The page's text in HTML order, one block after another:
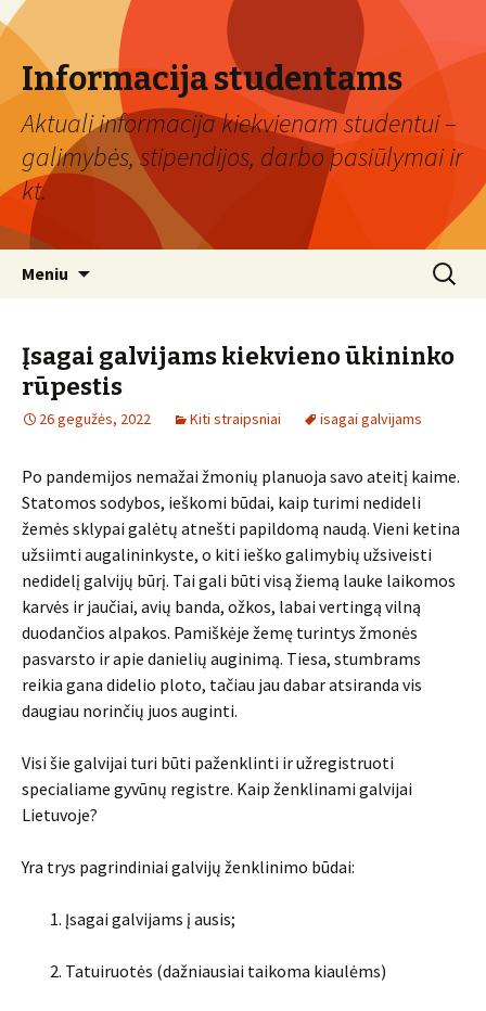
Informacija studentams
Aktuali informacija kiekvienam studentui –
galimybės, stipendijos, darbo pasiūlymai ir
kt.
Meniu Ieškoti:
Įsagai galvijams kiekvieno ūkininko
rūpestis
26 gegužės, 2022 Kiti straipsniai isagai galvijams
Po pandemijos nemažai žmonių planuoja savo ateitį kaime.
Statomos sodybos, ieškomi būdai, kaip turimi nedideli
žemės sklypai galėtų atnešti papildomą naudą. Vieni ketina
užsiimti augalininkyste, o kiti ieško galimybių užsiveisti
nedidelį galvijų būrį. Tai gali būti visą žiemą lauke laikomos
karvės ir jaučiai, avių banda, ožkos, labai vertingą vilną
duodančios alpakos. Pamiškėje žemę turintys žmonės
pasvarsto ir apie danielių auginimą. Tiesa, stumbrams
reikia gana didelio ploto, tačiau jau dabar atsiranda vis
daugiau norinčių juos auginti.
Visi šie galvijai turi būti paženklinti ir užregistruoti
specialiame gyvūnų registre. Kaip ženklinami galvijai
Lietuvoje?
Yra trys pagrindiniai galvijų ženklinimo būdai:
Įsagai galvijams į ausis;
Tatuiruotės (dažniausiai taikoma kiaulėms)